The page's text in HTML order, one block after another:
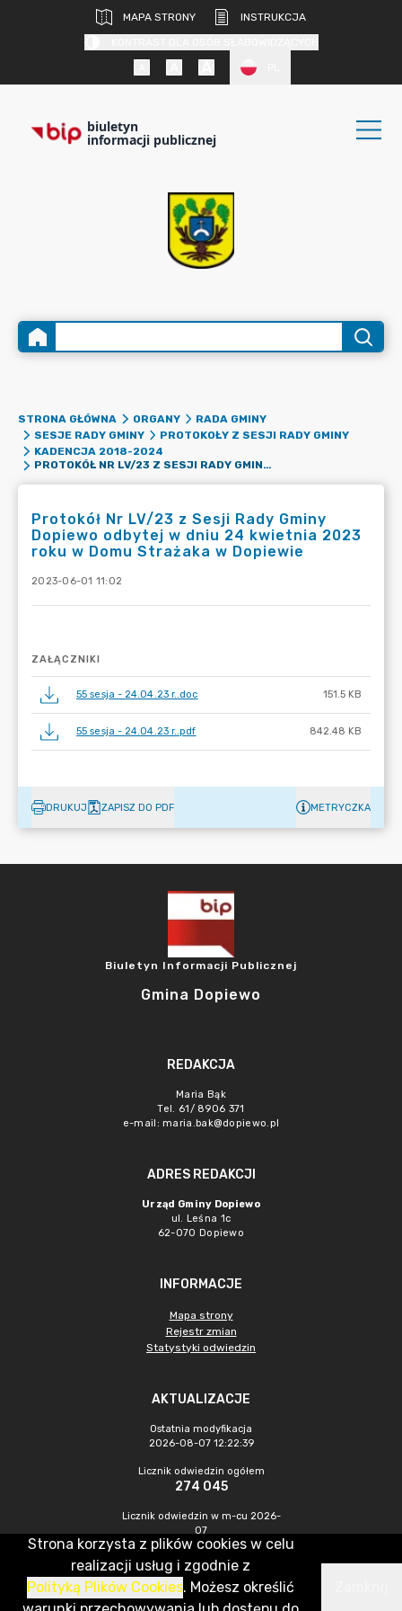
MAPA STRONY
INSTRUKCJA
biuletyn
informacji publicznej
STRONA GŁÓWNA ORGANY
RADA GMINY
SESJE RADY GMINY
PROTOKOŁY Z SESJI RADY GMINY
KADENCJA 2018-2024
PROTOKÓŁ NR LV/23 Z SESJI RADY GMINY DOPIEWO ODBYTEJ W DNIU 24 KWIETNIA 2023 ROKU W DOMU STRAŻAKA W DOPIEWIE
Protokół Nr LV/23 z Sesji Rady Gminy
Dopiewo odbytej w dniu 24 kwietnia 2023
roku w Domu Strażaka w Dopiewie
2023-06-01 11:02
ZAŁĄCZNIKI
55 sesja - 24.04.23 r..doc 151.5 KB
55 sesja - 24.04.23 r..pdf 842.48 KB
DRUKUJ ZAPISZ DO PDF METRYCZKA
Biuletyn Informacji Publicznej
Gmina Dopiewo
REDAKCJA
Maria Bąk
Tel. 61/ 8906 371
e-mail: maria.bak@dopiewo.pl
ADRES REDAKCJI
Urząd Gminy Dopiewo
ul. Leśna 1c
62-070 Dopiewo
INFORMACJE
Mapa strony
Rejestr zmian
Statystyki odwiedzin
AKTUALIZACJE
Ostatnia modyfikacja
2026-08-07 12:22:39
Licznik odwiedzin ogółem
274 045
Licznik odwiedzin w m-cu 2026-
07
834
CMS & Hosting: Nefeni Sp. z o.o.
Strona korzysta z plików cookies w celu
realizacji usług i zgodnie z
Polityką Plików Cookies. Możesz określić